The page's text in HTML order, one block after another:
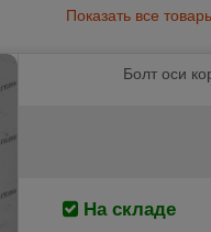
Показать все
Болт оси
На складе